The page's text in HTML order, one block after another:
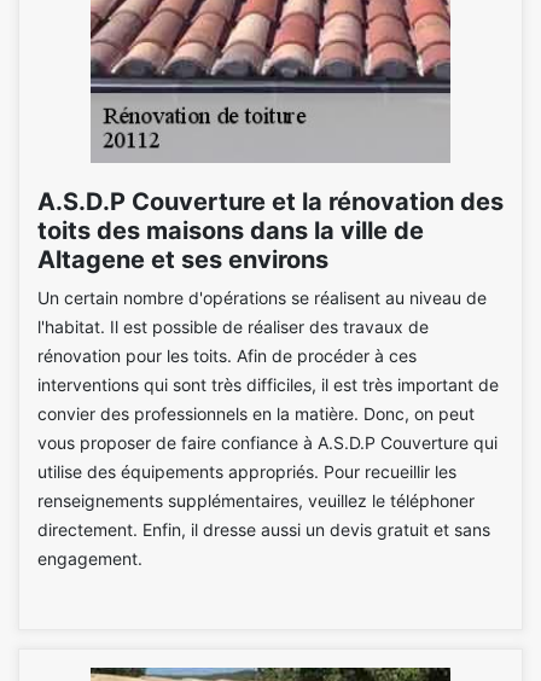
A.S.D.P Couverture et la rénovation des
toits des maisons dans la ville de
Altagene et ses environs
Un certain nombre d'opérations se réalisent au niveau de
l'habitat. Il est possible de réaliser des travaux de
rénovation pour les toits. Afin de procéder à ces
interventions qui sont très difficiles, il est très important de
convier des professionnels en la matière. Donc, on peut
vous proposer de faire confiance à A.S.D.P Couverture qui
utilise des équipements appropriés. Pour recueillir les
renseignements supplémentaires, veuillez le téléphoner
directement. Enfin, il dresse aussi un devis gratuit et sans
engagement.